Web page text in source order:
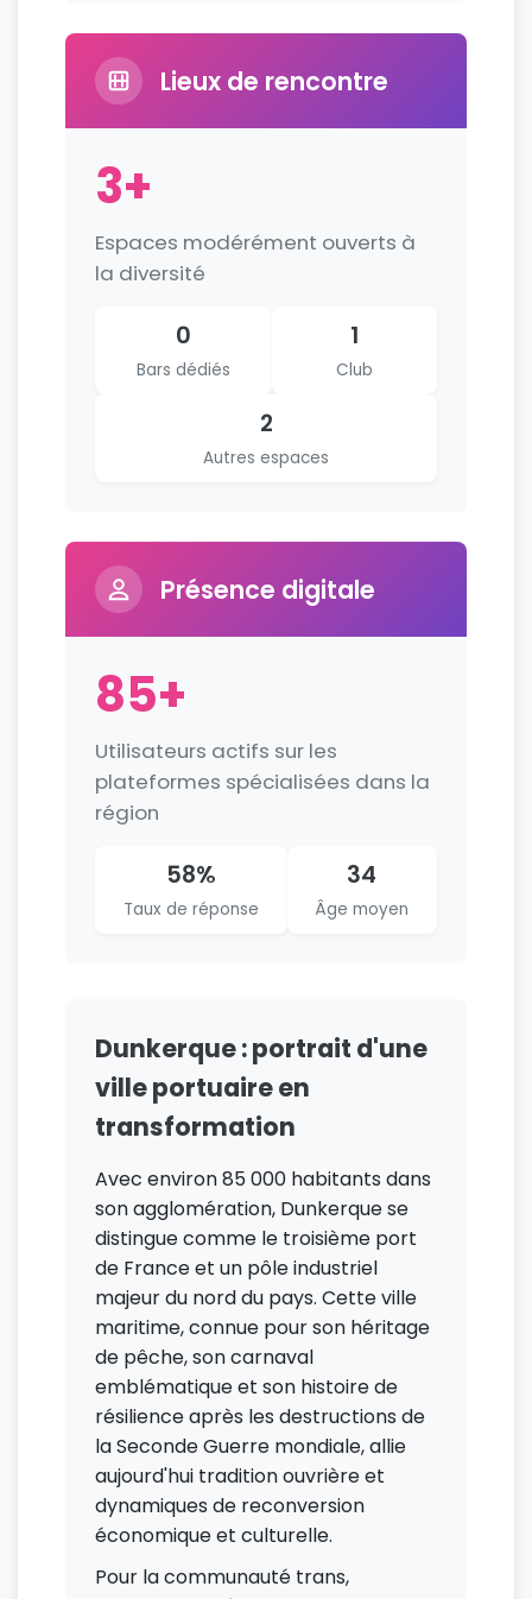
Lieux de rencontre
3+
Espaces modérément ouverts à
la diversité
0
Bars dédiés
1
Club
2
Autres espaces
Présence digitale
85+
Utilisateurs actifs sur les
plateformes spécialisées dans la
région
58%
Taux de réponse
34
Âge moyen
Dunkerque : portrait d'une
ville portuaire en
transformation
Avec environ 85 000 habitants dans
son agglomération, Dunkerque se
distingue comme le troisième port
de France et un pôle industriel
majeur du nord du pays. Cette ville
maritime, connue pour son héritage
de pêche, son carnaval
emblématique et son histoire de
résilience après les destructions de
la Seconde Guerre mondiale, allie
aujourd'hui tradition ouvrière et
dynamiques de reconversion
économique et culturelle.
Pour la communauté trans,